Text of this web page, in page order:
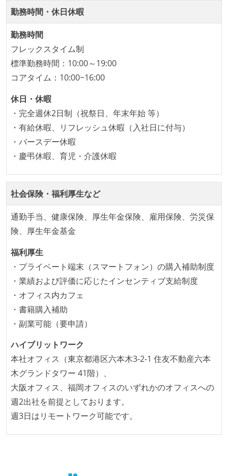
Slack等で、最新技術の良し悪しをメンバーがよく会話
している
開発メンバーの裁量
設計・実装から運用までを同じ開発チームが担い、フ
ロントエンド、バックエンド、インフラといった役割
の境界を超えて、個人が必要な範囲にまで染み出して
いく姿勢が根付いている
1年以内に、技術負債を解消するためのプロジェクト
や、古くなったツールのリプレイスプロジェクトがボ
トムアップで実施されたことがある
任で好きなものを使うことができる
企画を決定する場に、実装を担当する開発メンバーが
参加している
タスクの見積もりは、実装を担当するメンバーが中心
全体のスケジュール管理は、途中の成果を随時確認し
ながら、納期または盛り込む機能を柔軟に調整する形
で行う
プロダクトの開発言語やフレームワークなど主要な構
成技術は、基本的に最新版より1年以上ビハインドし
ていない
コード品質向上のための取り組み
本番にデプロイされるコードには、全てコードレビュ
ーまたはペアプログラミングを実施している
「リファクタリングは随時行われるべき」という価値
観をメンバー全員が共有しており、日常的に実施して
勤務時間・休日休暇
勤務時間
フレックスタイム制
標準勤務時間：10:00～19:00
コアタイム：10:00~16:00
休日・休暇
・完全週休2日制（祝祭日、年末年始 等）
・有給休暇、リフレッシュ休暇（入社日に付与）
・バースデー休暇
・慶弔休暇、育児・介護休暇
社会保険・福利厚生など
通勤手当、健康保険、厚生年金保険、雇用保険、労災保
険、厚生年金基金
福利厚生
・プライベート端末（スマートフォン）の購入補助制度
・業績および評価に応じたインセンティブ支給制度
・オフィス内カフェ
・書籍購入補助
・副業可能（要申請）
ハイブリットワーク
本社オフィス（東京都港区六本木3-2-1 住友不動産六本
木グランドタワー 41階）、
大阪オフィス、福岡オフィスのいずれかのオフィスへの
週2出社を前提としております。
週3日はリモートワーク可能です。